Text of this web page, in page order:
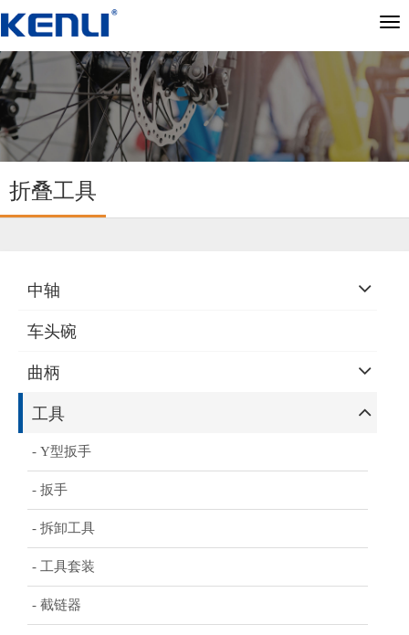
切
导
航
折叠工具
中轴
车头碗
曲柄
工具
- Y型扳手
- 扳手
- 拆卸工具
- 工具套装
- 截链器